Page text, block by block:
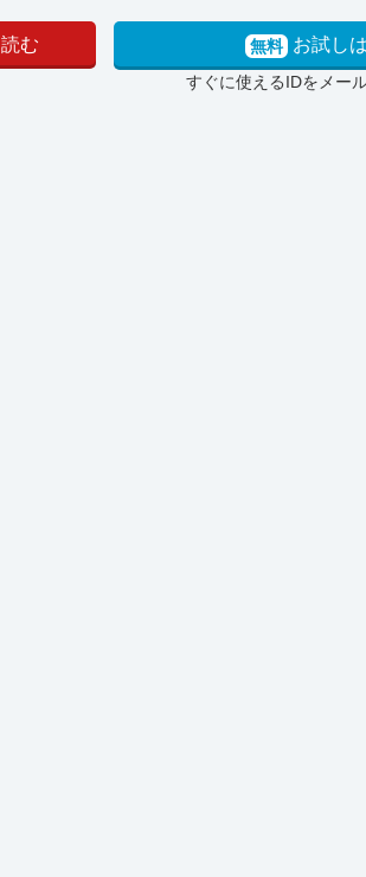
む 無料 お試し
すぐに使えるIDをメー